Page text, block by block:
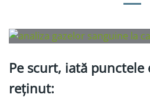
Pe scurt, iată punctele
reținut: